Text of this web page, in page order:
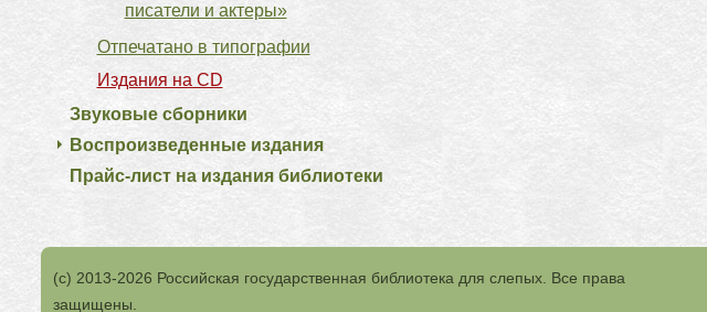
писатели и актеры»
Отпечатано в типографии
Издания на CD
Звуковые сборники
Воспроизведенные издания
Прайс-лист на издания библиотеки
(с) 2013-2026 Российская государственная библиотека для слепых. Все права
защищены.